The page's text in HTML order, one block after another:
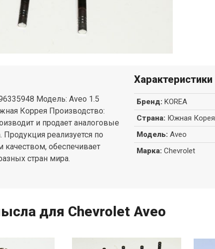
Модель: Aveo 1.5
Коррея Производство:
и продает аналоговые
Продукция реализуется по
качеством, обеспечивает
стран мира.
Характеристики
Бренд: KOREA
Страна: Южная Корея
Модель: Aveo
Марка: Chevrolet
для Chevrolet Aveo